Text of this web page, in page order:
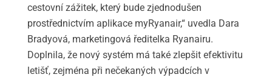
cestovní zážitek, který bude zjednodušen
prostřednictvím aplikace myRyanair,“ uvedla Dara
Bradyová, marketingová ředitelka Ryanairu.
Doplnila, že nový systém má také zlepšit efektivitu
letišť, zejména při nečekaných výpadcích v